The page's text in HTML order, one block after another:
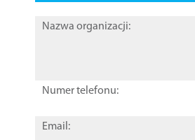
Nazwa organizacji:
Numer telefonu:
Email: